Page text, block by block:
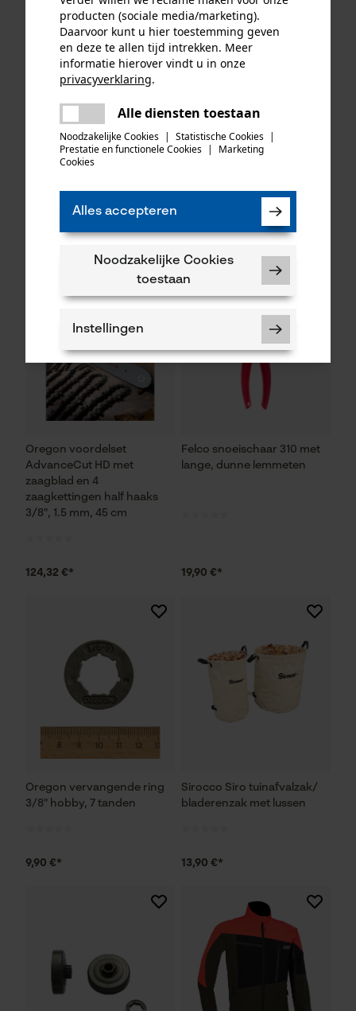
KOX zaagkettingen half
haaks 325", 1.6 mm, 74
48,82 €*
Oregon ringtandwiel 325, 7
34,90 €*
Oregon voordelset
AdvanceCut HD met
zaagblad en 4
zaagkettingen half haaks
3/8", 1.5 mm, 45 cm
124,32 €*
Felco snoeischaar 310 met
lange, dunne lemmeten
19,90 €*
Oregon vervangende ring
3/8" hobby, 7 tanden
9,90 €*
Sirocco Siro tuinafvalzak/
bladerenzak met lussen
13,90 €*
producten (sociale media/marketing).
Daarvoor kunt u hier toestemming geven
en deze te allen tijd intrekken. Meer
informatie hierover vindt u in onze
privacyverklaring.
Alle diensten toestaan
Noodzakelijke Cookies | Statistische Cookies |
Prestatie en functionele Cookies |
Marketing
Cookies
Alles accepteren
Noodzakelijke Cookies
toestaan
Instellingen
Controleer instelling van cookies
Statistische Cookies
Mouseflow Web Analytics Tool
Fact-Finder Tracking
Loop54 Personalization
Gepersonaliseerde homepage
Opgeslagen winkelwagen
Persoonlijke begroeting
Geo-IP en gebruikersdetectie
Er is een fout opgetreden. Gelieve
het opnieuw te proberen.
delen
mail